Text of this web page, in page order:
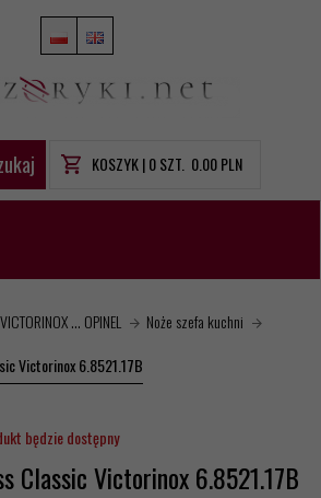
KOSZYK |0SZT. 0.00PLN
... OPINEL
Noże szefa kuchni
Victorinox 6.8521.17B
będzie dostępny
Classic Victorinox 6.8521.17B